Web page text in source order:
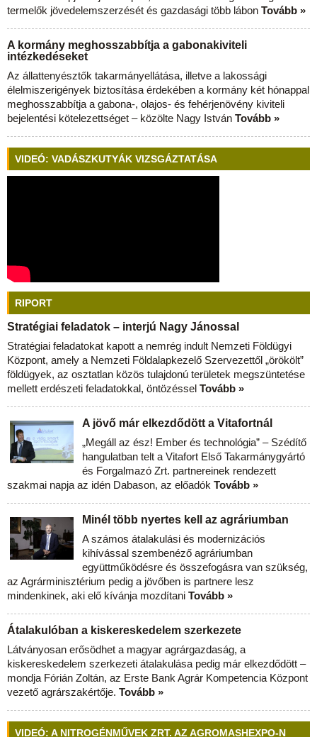
termelők jövedelemszerzését és gazdasági több lábon Tovább »
A kormány meghosszabbítja a gabonakiviteli
intézkedéseket
Az állattenyésztők takarmányellátása, illetve a lakossági
élelmiszerigények biztosítása érdekében a kormány két hónappal
meghosszabbítja a gabona-, olajos- és fehérjenövény kiviteli
bejelentési kötelezettséget – közölte Nagy István Tovább »
VIDEÓ: VADÁSZKUTYÁK VIZSGÁZTATÁSA
RIPORT
Stratégiai feladatok – interjú Nagy Jánossal
Stratégiai feladatokat kapott a nemrég indult Nemzeti Földügyi
Központ, amely a Nemzeti Földalapkezelő Szervezettől „örökölt”
földügyek, az osztatlan közös tulajdonú területek megszüntetése
mellett erdészeti feladatokkal, öntözéssel Tovább »
A jövő már elkezdődött a Vitafortnál
„Megáll az ész! Ember és technológia” – Szédítő
hangulatban telt a Vitafort Első Takarmánygyártó
és Forgalmazó Zrt. partnereinek rendezett
szakmai napja az idén Dabason, az előadók Tovább »
Minél több nyertes kell az agráriumban
A számos átalakulási és modernizációs
kihívással szembenéző agráriumban
együttműködésre és összefogásra van szükség,
az Agrárminisztérium pedig a jövőben is partnere lesz
mindenkinek, aki elő kívánja mozdítani Tovább »
Átalakulóban a kiskereskedelem szerkezete
Látványosan erősödhet a magyar agrárgazdaság, a
kiskereskedelem szerkezeti átalakulása pedig már elkezdődött –
mondja Fórián Zoltán, az Erste Bank Agrár Kompetencia Központ
vezető agrárszakértője. Tovább »
VIDEÓ: A NITROGÉNMŰVEK ZRT. AZ AGROMASHEXPO-N